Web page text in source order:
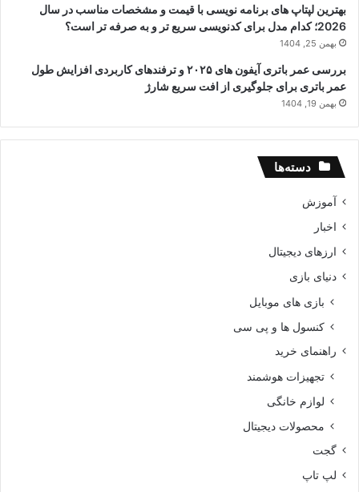
بهترین لپتاپ های برنامه نویسی با قیمت و مشخصات مناسب در سال
2026؛ کدام مدل برای کدنویسی سریع تر و به صرفه تر است؟
بهمن 25, 1404
بررسی عمر باتری آیفون های ۲۰۲۵ و ترفندهای کاربردی افزایش طول
عمر باتری برای جلوگیری از افت سریع شارژ
بهمن 19, 1404
دسته‌ها
آموزش
اخبار
ارزهای دیجیتال
دنیای بازی
بازی های موبایل
کنسول ها و پی سی
راهنمای خرید
تجهیزات هوشمند
لوازم خانگی
محصولات دیجیتال
گجت
لپ تاپ